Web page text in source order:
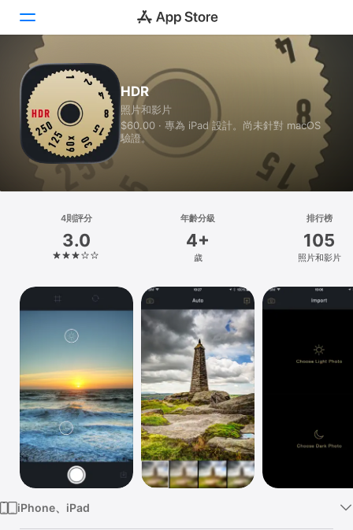
Today
遊戲
App
Arcade
搜尋
iPhone
iPad
Mac
Watch
TV
HDR
照片和影片
$60.00 · 專為 iPad 設計。尚未針對 macOS
驗證。
4則評分
3.0
年齡分級
4+
歲
排行榜
105
照片和影片
iPhone、iPad